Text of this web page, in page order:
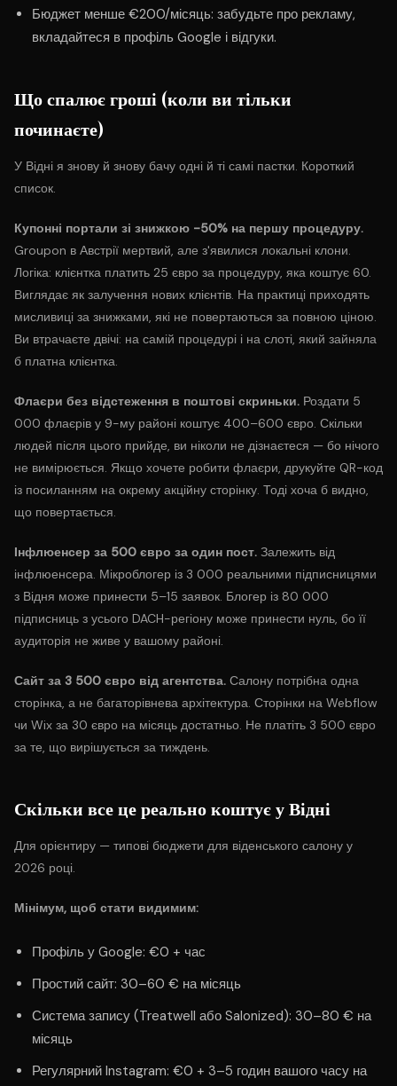
Бюджет менше €200/місяць: забудьте про рекламу,
вкладайтеся в профіль Google і відгуки.
Що спалює гроші (коли ви тільки
починаєте)
У Відні я знову й знову бачу одні й ті самі пастки. Короткий
список.
Купонні портали зі знижкою -50% на першу процедуру.
Groupon в Австрії мертвий, але з'явилися локальні клони.
Логіка: клієнтка платить 25 євро за процедуру, яка коштує 60.
Виглядає як залучення нових клієнтів. На практиці приходять
мисливиці за знижками, які не повертаються за повною ціною.
Ви втрачаєте двічі: на самій процедурі і на слоті, який зайняла
б платна клієнтка.
Флаєри без відстеження в поштові скриньки. Роздати 5
000 флаєрів у 9-му районі коштує 400–600 євро. Скільки
людей після цього прийде, ви ніколи не дізнаєтеся — бо нічого
не вимірюється. Якщо хочете робити флаєри, друкуйте QR-код
із посиланням на окрему акційну сторінку. Тоді хоча б видно,
що повертається.
Інфлюенсер за 500 євро за один пост. Залежить від
інфлюенсера. Мікроблогер із 3 000 реальними підписницями
з Відня може принести 5–15 заявок. Блогер із 80 000
підписниць з усього DACH-регіону може принести нуль, бо її
аудиторія не живе у вашому районі.
Сайт за 3 500 євро від агентства. Салону потрібна одна
сторінка, а не багаторівнева архітектура. Сторінки на Webflow
чи Wix за 30 євро на місяць достатньо. Не платіть 3 500 євро
за те, що вирішується за тиждень.
Скільки все це реально коштує у Відні
Для орієнтиру — типові бюджети для віденського салону у
2026 році.
Мінімум, щоб стати видимим:
Профіль у Google: €0 + час
Простий сайт: 30–60 € на місяць
Система запису (Treatwell або Salonized): 30–80 € на
місяць
Регулярний Instagram: €0 + 3–5 годин вашого часу на